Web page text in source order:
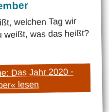
welchen Tag wir
weißt, was das heißt?
Das Jahr 2020 -
lesen